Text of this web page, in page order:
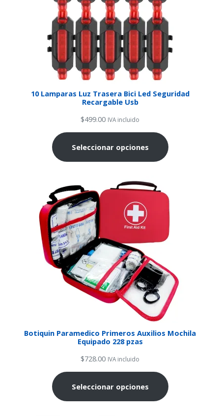
10 Lamparas Luz Trasera Bici Led Seguridad
Recargable Usb
$499.00 IVA incluido
Seleccionar opciones
Botiquin Paramedico Primeros Auxilios Mochila
Equipado 228 pzas
$728.00 IVA incluido
Seleccionar opciones